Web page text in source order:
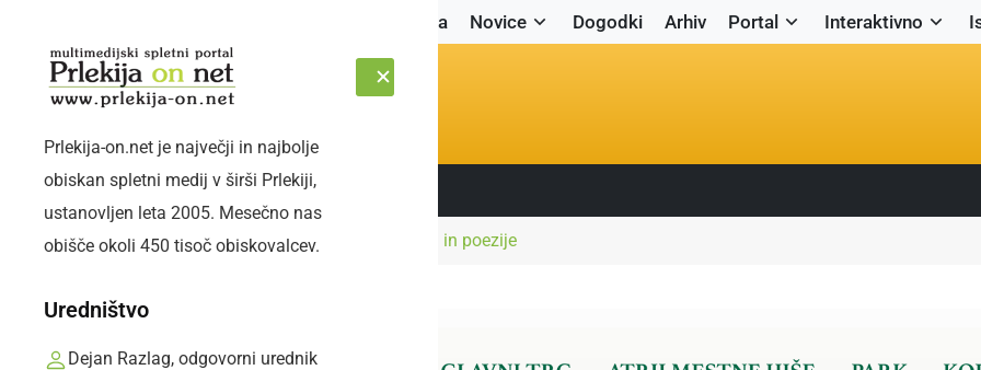
Naslovnica Novice Dogodki Arhiv Portal Interaktivno
PETEK, 7. AVGUST 2026 Sledite nam:
Prlekija-on.net je največji in najbolje
obiskan spletni medij v širši Prlekiji,
ustanovljen leta 2005. Mesečno nas
obišče okoli 450 tisoč obiskovalcev.
Uredništvo
Dejan Razlag, odgovorni urednik
Naslovnica DružabnoEnotekin večer vina in poezije